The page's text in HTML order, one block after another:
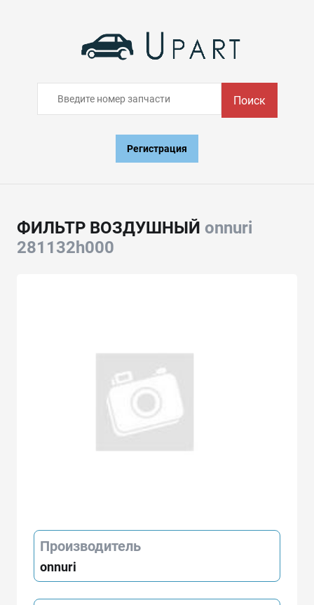
Поиск
Регистрация
ФИЛЬТР ВОЗДУШНЫЙ onnuri
281132h000
Производитель
onnuri